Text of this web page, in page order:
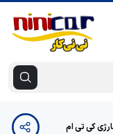
کی تی ام تحت لیسانس